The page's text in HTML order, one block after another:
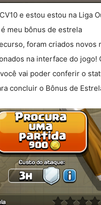
e estou estou na Liga
é meu bônus de estrela
foram criados novos
na interface do jogo!
vai poder conferir o
concluir o Bônus de